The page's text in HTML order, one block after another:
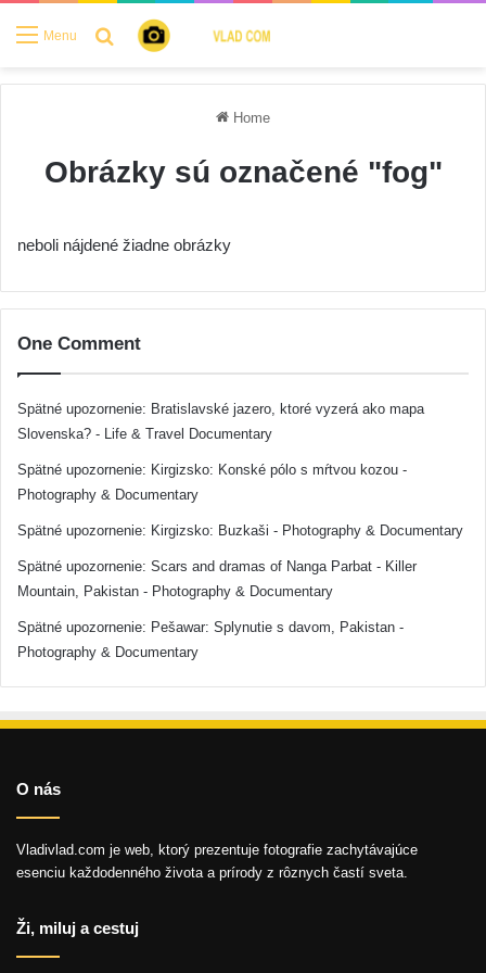
Menu Search for
Home
Obrázky sú označené "fog"
neboli nájdené žiadne obrázky
One Comment
Spätné upozornenie: Bratislavské jazero, ktoré vyzerá ako mapa
Slovenska? - Life & Travel Documentary
Spätné upozornenie: Kirgizsko: Konské pólo s mŕtvou kozou -
Photography & Documentary
Spätné upozornenie: Kirgizsko: Buzkaši - Photography & Documentary
Spätné upozornenie: Scars and dramas of Nanga Parbat - Killer
Mountain, Pakistan - Photography & Documentary
Spätné upozornenie: Pešawar: Splynutie s davom, Pakistan -
Photography & Documentary
O nás
Vladivlad.com je web, ktorý prezentuje fotografie zachytávajúce
esenciu každodenného života a prírody z rôznych častí sveta.
Ži, miluj a cestuj